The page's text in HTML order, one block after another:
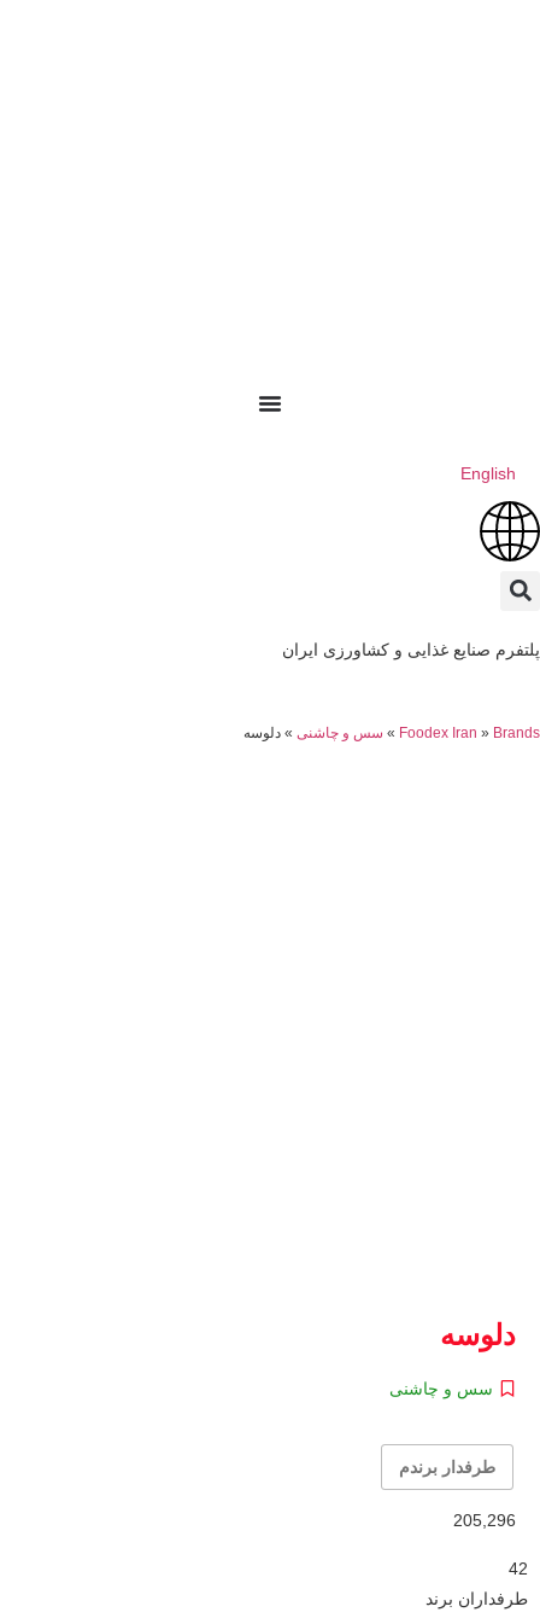
English
صنایع غذایی و کشاورزی ایران
Foodex Iran»
»سس و چاشنی»دلوسه
دلوسه
سس و چاشنی
طرفدار برندم
205,296
42
طرفداران برند